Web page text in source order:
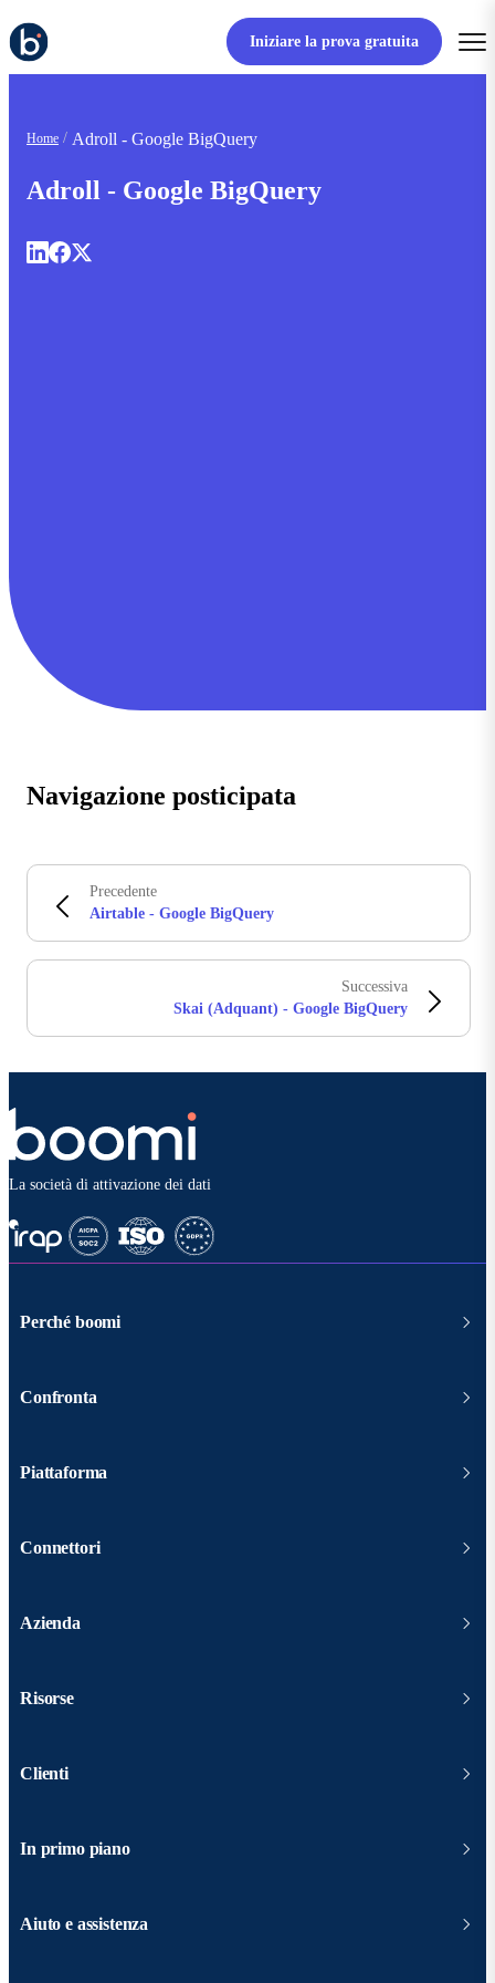
Iniziare la prova gratuita
Home Adroll - Google BigQuery
Adroll - Google BigQuery
Navigazione posticipata
Precedente
Airtable - Google BigQuery
Successiva
Skai (Adquant) - Google BigQuery
La società di attivazione dei dati
Perché boomi
Confronta
Piattaforma
Connettori
Azienda
Risorse
Clienti
In primo piano
Aiuto e assistenza